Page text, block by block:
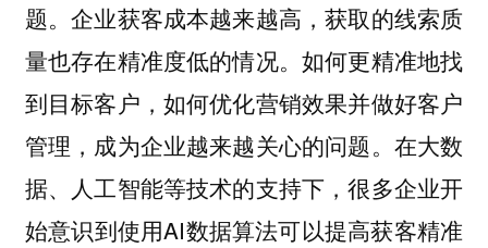
题。企业获客成本越来越高，获取的线索质
量也存在精准度低的情况。如何更精准地找
到目标客户，如何优化营销效果并做好客户
管理，成为企业越来越关心的问题。在大数
据、人工智能等技术的支持下，很多企业开
始意识到使用AI数据算法可以提高获客精准